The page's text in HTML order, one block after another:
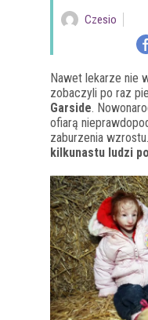
Czesio
Nawet lekarze nie
zobaczyli po raz
Garside.
ofiarą
zaburzenia
kilkunastu ludzi